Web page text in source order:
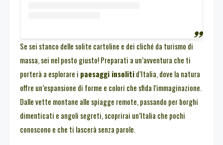
Se sei stanco delle solite cartoline e dei cliché da turismo di
massa, sei nel posto giusto! Preparati a un’avventura che ti
porterà a esplorare i paesaggi insolitid’Italia, dove la natura
offre un’espansione di forme e colori che sfida l’immaginazione.
Dalle vette montane alle spiagge remote, passando per borghi
dimenticati e angoli segreti, scoprirai un’Italia che pochi
conoscono e che ti lascerà senza parole.